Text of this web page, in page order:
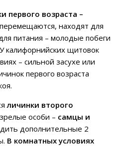
первого возраста –
находят для
питания – молодые побеги
калифорнийских щитовок
– сильной засухе или
первого возраста
личинки второго
особи – самцы и
дополнительные 2
В комнатных условиях